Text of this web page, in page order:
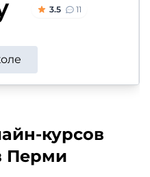
3.5 11
курсов
Перми